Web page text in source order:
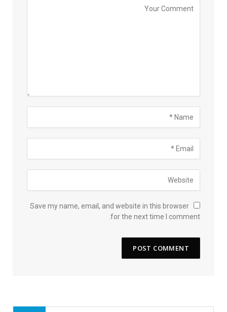
Save my name, email, and website in this browser
for the next time I comment.